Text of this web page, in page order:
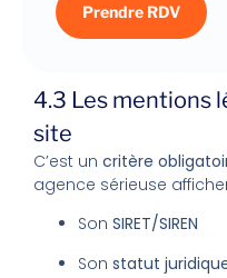
Prendre RDV
4.3 Les mentions
site
C’est un critère
agence sérieuse
Son SIRET/SIREN
Son statut